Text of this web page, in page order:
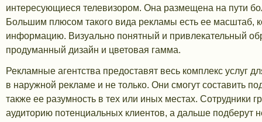
интересующиеся телевизором. Она размещена на пути
Большим плюсом такого вида рекламы есть ее масштаб,
информацию. Визуально понятный и привлекательный
продуманный дизайн и цветовая гамма.
Рекламные агентства предоставят весь комплекс услуг
в наружной рекламе и не только. Они смогут составить
также ее разумность в тех или иных местах. Сотрудники
аудиторию потенциальных клиентов, а дальше подберут